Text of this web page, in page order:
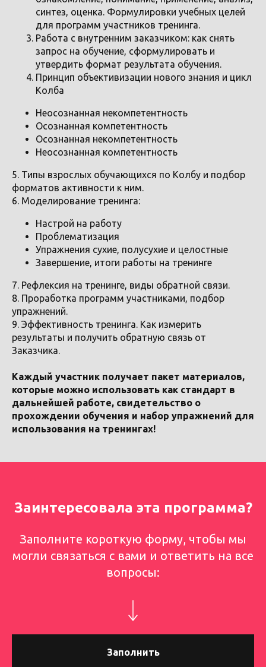
синтез, оценка. Формулировки учебных целей
для программ участников тренинга.
Работа с внутренним заказчиком: как снять
запрос на обучение, сформулировать и
утвердить формат результата обучения.
Принцип объективизации нового знания и цикл
Колба
Неосознанная некомпетентность
Осознанная компетентность
Осознанная некомпетентность
Неосознанная компетентность
5. Типы взрослых обучающихся по Колбу и подбор
форматов активности к ним.
6. Моделирование тренинга:
Настрой на работу
Проблематизация
Упражнения сухие, полусухие и целостные
Завершение, итоги работы на тренинге
7. Рефлексия на тренинге, виды обратной связи.
8. Проработка программ участниками, подбор
упражнений.
9. Эффективность тренинга. Как измерить
результаты и получить обратную связь от
Заказчика.
Каждый участник получает пакет материалов,
которые можно использовать как стандарт в
дальнейшей работе, свидетельство о
прохождении обучения и набор упражнений для
использования на тренингах!
Заинтересовала эта программа?
Заполните короткую форму, чтобы мы
могли связаться с вами и ответить на все
вопросы:
Заполнить